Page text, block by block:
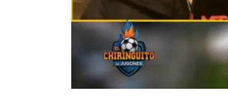
PSG Josep Pedrerol Kylian